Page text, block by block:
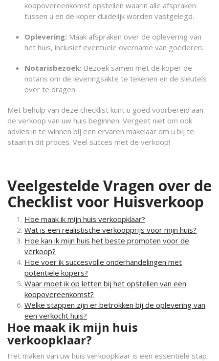
koopovereenkomst opstellen waarin alle afspraken
tussen u en de koper duidelijk worden vastgelegd.
Oplevering: Maak afspraken over de oplevering van
het huis, inclusief eventuele overname van goederen.
Notarisbezoek: Bezoek samen met de koper de
notaris om de leveringsakte te tekenen en de sleutels
over te dragen.
Met behulp van deze checklist kunt u goed voorbereid aan
de verkoop van uw huis beginnen. Vergeet niet om ook
advies in te winnen bij een ervaren makelaar om u bij te
staan in dit proces. Veel succes met de verkoop!
Veelgestelde Vragen over de
Checklist voor Huisverkoop
Hoe maak ik mijn huis verkoopklaar?
Wat is een realistische verkoopprijs voor mijn huis?
Hoe kan ik mijn huis het beste promoten voor de
verkoop?
Hoe voer ik succesvolle onderhandelingen met
potentiële kopers?
Waar moet ik op letten bij het opstellen van een
koopovereenkomst?
Welke stappen zijn er betrokken bij de oplevering van
een verkocht huis?
Hoe maak ik mijn huis
verkoopklaar?
Het maken van uw huis verkoopklaar is een essentiële stap